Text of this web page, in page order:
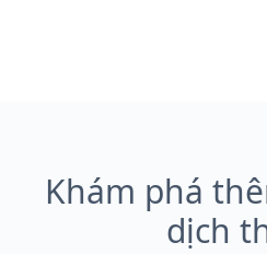
Khám phá
dịch